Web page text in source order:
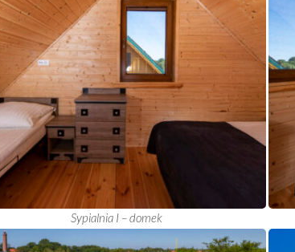
Sypialnia I – domek